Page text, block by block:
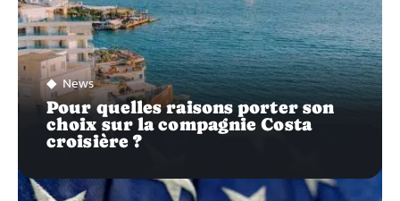
News
Pour quelles raisons porter son
choix sur la compagnie Costa
croisière ?